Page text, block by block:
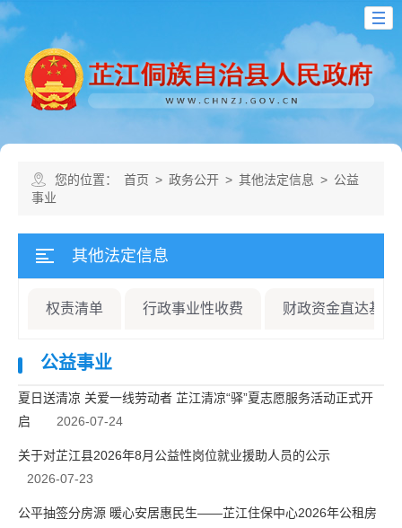
您的位置： 首页 > 政务公开 > 其他法定信息 > 公益
事业
其他法定信息
权责清单 行政事业性收费 财政资金直达基层
公益事业
夏日送清凉 关爱一线劳动者 芷江清凉“驿”夏志愿服务活动正式开
启
2026-07-24
关于对芷江县2026年8月公益性岗位就业援助人员的公示
2026-07-23
公平抽签分房源 暖心安居惠民生——芷江住保中心2026年公租房